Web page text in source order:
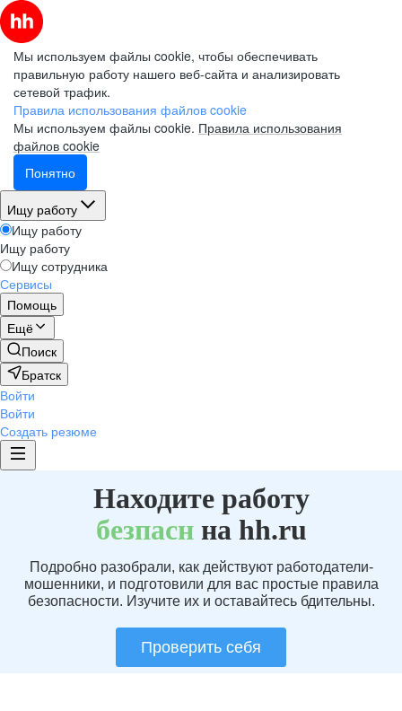
Мы используем файлы cookie, чтобы обеспечивать
правильную работу нашего веб-сайта и анализировать
сетевой трафик.
Правила использования файлов cookie
Мы используем файлы cookie. Правила использования
файлов cookie
Понятно
Ищу работу
Ищу работу
Ищу работу
Ищу сотрудника
Сервисы
Помощь
Ещё
Поиск
Братск
Войти
Войти
Создать резюме
Находите работу
безпаснна hh.ru
Подробно разобрали, как действуют работодатели-
мошенники, и подготовили для вас простые правила
безопасности. Изучите их и оставайтесь бдительны.
Проверить себя